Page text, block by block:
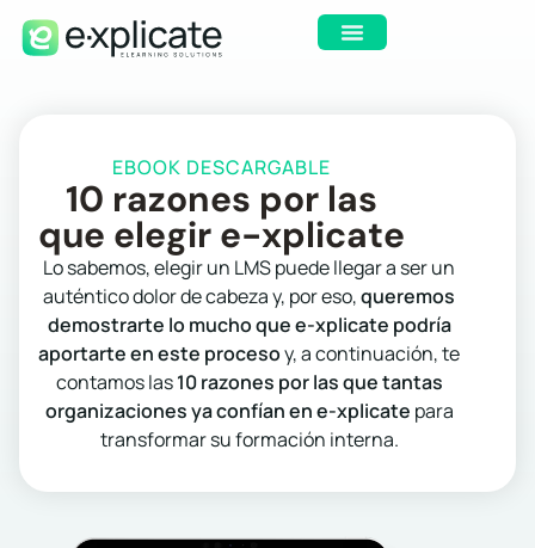
EBOOK DESCARGABLE
10 razones por las
que elegir e-xplicate
Lo sabemos, elegir un LMS puede llegar a ser un
auténtico dolor de cabeza y, por eso,queremos
demostrarte lo mucho que e-xplicate podría
aportarte en este procesoy, a continuación, te
contamos las10 razones por las que tantas
organizaciones ya confían en e-xplicate para
transformar su formación interna.